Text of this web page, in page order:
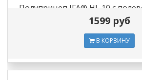
Полуприцеп IFA® HL 10 с
1966
1599 руб
В КОРЗИНУ